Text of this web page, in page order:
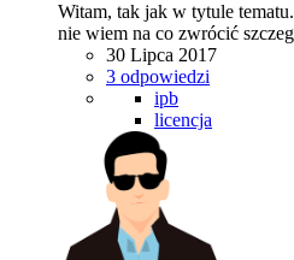
Witam, tak jak w tytule
nie wiem na co zwrócić
30 Lipca 2017
3 odpowiedzi
ipb
licencja